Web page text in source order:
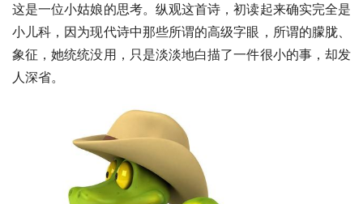
这是一位小姑娘的思考。纵观这首诗，初读起来确实完全是
小儿科，因为现代诗中那些所谓的高级字眼，所谓的朦胧、
象征，她统统没用，只是淡淡地白描了一件很小的事，却发
人深省。